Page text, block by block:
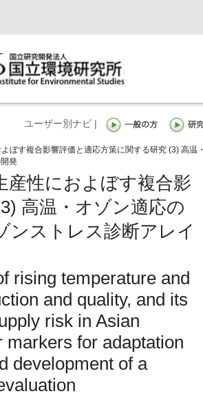
ユーザー別ナビ |
ぼす複合影響評価と適応方策に関する研究 (3) 高温・
発
産性におよぼす複合影
高温・オゾン適応の
ンストレス診断アレイ
rising temperature and
and quality, and its
risk in Asian
for adaptation
development of a